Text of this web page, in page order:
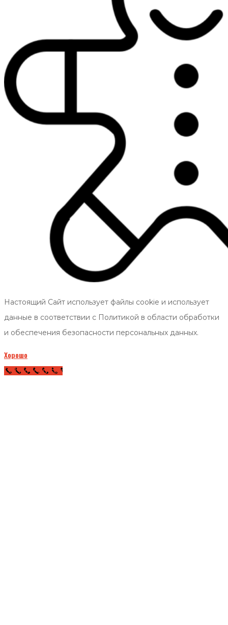
Настоящий Сайт использует файлы cookie и использует
данные в соответствии с Политикой в области обработки
и обеспечения безопасности персональных данных.
Хорошо
Call Now Button